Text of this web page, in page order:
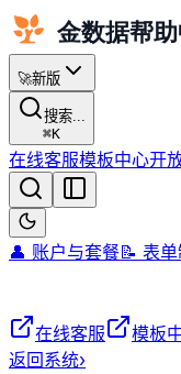
🚀新版
搜索...
⌘K
在线客服模板中心开
👤 账户与套餐📝 表
在线客服 模板
返回系统›